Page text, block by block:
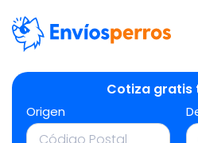
Cotiza gratis
Origen